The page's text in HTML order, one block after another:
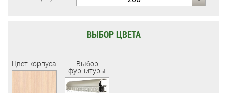
ВЫБОР ЦВЕТА
Цвет корпуса Выбор
фурнитуры